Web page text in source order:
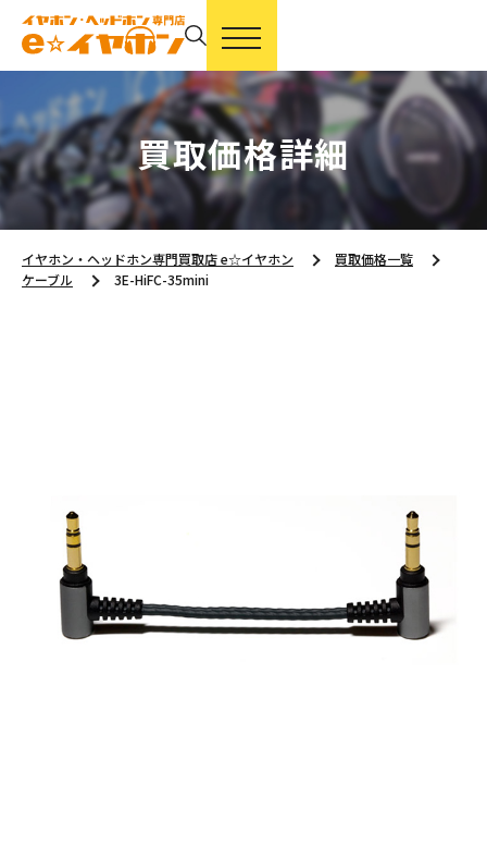
買取価格詳細
イヤホン・ヘッドホン専門買取店 e☆イヤホン
買取価格一覧
ケーブル
3E-HiFC-35mini